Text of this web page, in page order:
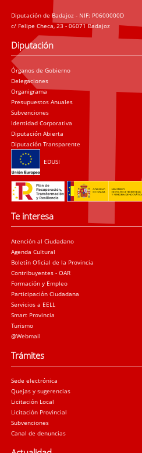
Diputación de Badajoz - NIF: P0600000D
c/ Felipe Checa, 23 - 06071 Badajoz
Diputación
Órganos de Gobierno
Delegaciones
Organigrama
Presupuestos Anuales
Subvenciones
Identidad Corporativa
Diputación Abierta
Diputación Transparente
EDUSI
Te interesa
Atención al Ciudadano
Agenda Cultural
Boletín Oficial de la Provincia
Contribuyentes - OAR
Formación y Empleo
Participación Ciudadana
Servicios a EELL
Smart Provincia
Turismo
@Webmail
Trámites
Sede electrónica
Quejas y sugerencias
Licitación Local
Licitación Provincial
Subvenciones
Canal de denuncias